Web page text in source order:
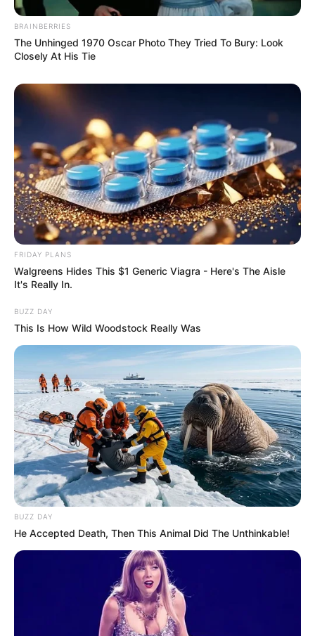
Week-End
3 – 11 – 14 – 9 – 12 – 7 – 16 – 1
Week-End-Turf.com
11 – 14 – 3 – 15 – 7 – 9 – 8 – 2
Le Tirage gagnant du pronostic
en or de Logic-Prono
Les meilleurs de ces pronostics sont sur la toute
nouvelle version du logiciel 100 % gratuitLogic-
Prono V3. Vous n’avez plus qu’à les sélectionner et
l’unique et super logiciel du Tiercé Quarté Quinté du
jour en fera la synthèse, ce qui sera peut-être le
meilleur pronostic PMU gagnant.
BRAINBERRIES
The Unhinged 1970 Oscar Photo They Tried To Bury: Look
Closely At His Tie
FRIDAY PLANS
Walgreens Hides This $1 Generic Viagra - Here's The Aisle
It's Really In.
BUZZ DAY
This Is How Wild Woodstock Really Was
BUZZ DAY
He Accepted Death, Then This Animal Did The Unthinkable!